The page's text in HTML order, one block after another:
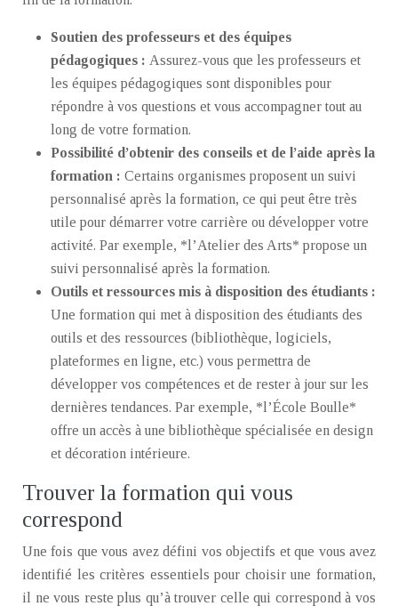
Soutien des professeurs et des équipes
pédagogiques : Assurez-vous que les professeurs et
les équipes pédagogiques sont disponibles pour
répondre à vos questions et vous accompagner tout au
long de votre formation.
Possibilité d’obtenir des conseils et de l’aide après la
formation : Certains organismes proposent un suivi
personnalisé après la formation, ce qui peut être très
utile pour démarrer votre carrière ou développer votre
activité. Par exemple, *l’Atelier des Arts* propose un
suivi personnalisé après la formation.
Outils et ressources mis à disposition des étudiants :
Une formation qui met à disposition des étudiants des
outils et des ressources (bibliothèque, logiciels,
plateformes en ligne, etc.) vous permettra de
développer vos compétences et de rester à jour sur les
dernières tendances. Par exemple, *l’École Boulle*
offre un accès à une bibliothèque spécialisée en design
et décoration intérieure.
Trouver la formation qui vous
correspond
Une fois que vous avez défini vos objectifs et que vous avez
identifié les critères essentiels pour choisir une formation,
il ne vous reste plus qu’à trouver celle qui correspond à vos